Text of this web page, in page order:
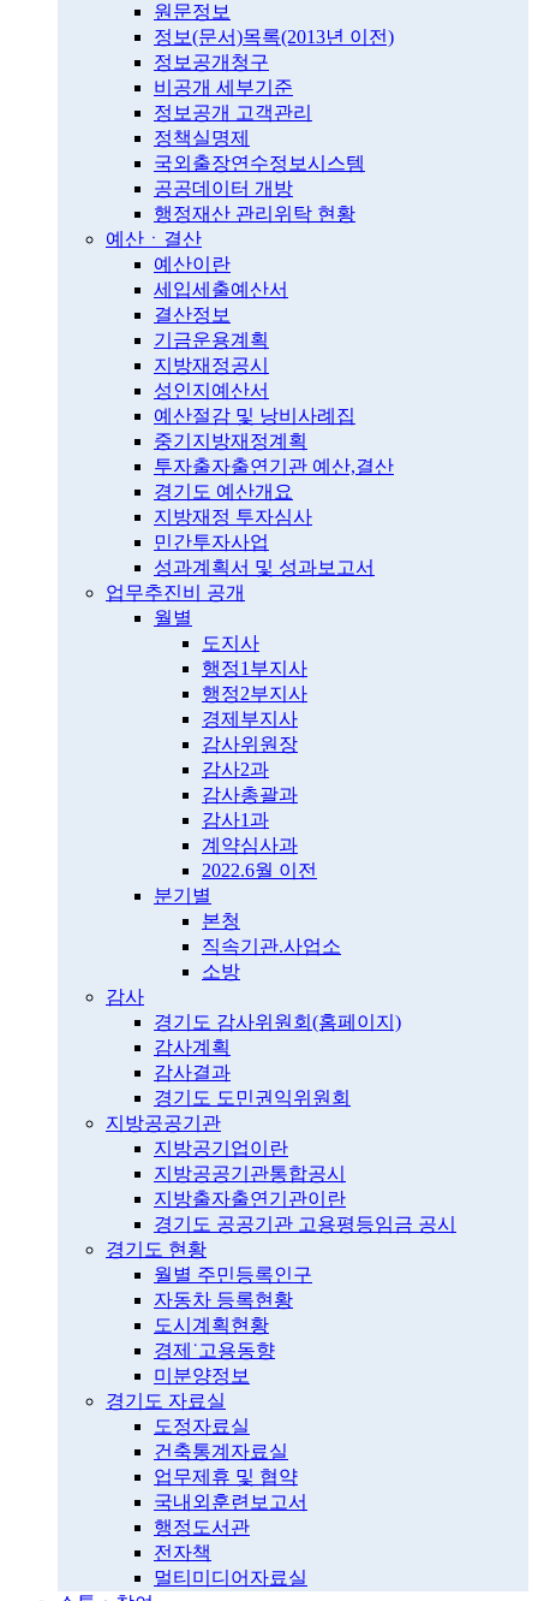
원문정보
정보(문서)목록(2013년 이전)
정보공개청구
비공개 세부기준
정보공개 고객관리
정책실명제
국외출장연수정보시스템
공공데이터 개방
행정재산 관리위탁 현황
예산ㆍ결산
예산이란
세입세출예산서
결산정보
기금운용계획
지방재정공시
성인지예산서
예산절감 및 낭비사례집
중기지방재정계획
투자출자출연기관 예산,결산
경기도 예산개요
지방재정 투자심사
민간투자사업
성과계획서 및 성과보고서
업무추진비 공개
월별
도지사
행정1부지사
행정2부지사
경제부지사
감사위원장
감사2과
감사총괄과
감사1과
계약심사과
2022.6월 이전
분기별
본청
직속기관.사업소
소방
감사
경기도 감사위원회(홈페이지)
감사계획
감사결과
경기도 도민권익위원회
지방공공기관
지방공기업이란
지방공공기관통합공시
지방출자출연기관이란
경기도 공공기관 고용평등임금 공시
경기도 현황
월별 주민등록인구
자동차 등록현황
도시계획현황
경제˙고용동향
미분양정보
경기도 자료실
도정자료실
건축통계자료실
업무제휴 및 협약
국내외훈련보고서
행정도서관
전자책
멀티미디어자료실